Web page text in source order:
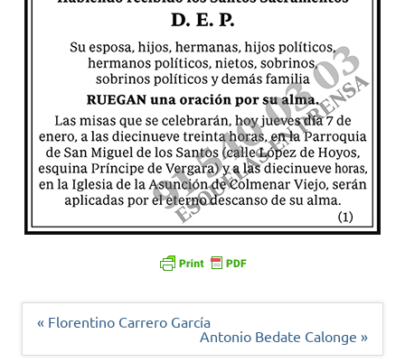
Navegación
« Florentino Carrero García
Antonio Bedate Calonge »